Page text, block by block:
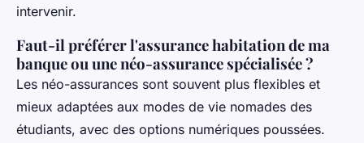
intervenir.
Faut-il préférer l'assurance habitation de ma
banque ou une néo-assurance spécialisée ?
Les néo-assurances sont souvent plus flexibles et
mieux adaptées aux modes de vie nomades des
étudiants, avec des options numériques poussées.